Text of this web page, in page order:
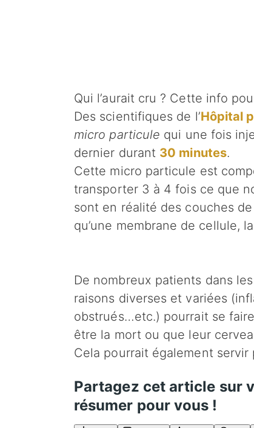
Qui l’aurait cru ? Cette info
Des scientifiques de l’Hôpital
micro particule qui une fois
dernier durant 30 minutes.
Cette micro particule est
transporter 3 à 4 fois ce que
sont en réalité des couches
qu’une membrane de cellule,
De nombreux patients dans
raisons diverses et variées
obstrués…etc.) pourrait se
être la mort ou que leur
Cela pourrait également servir
Partagez cet article sur
résumer pour vous !